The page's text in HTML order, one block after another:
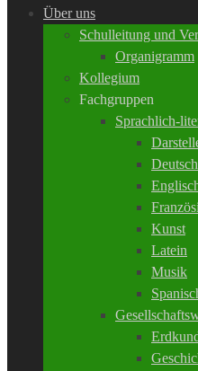
Über uns
Schulleitung und
Organigramm
Kollegium
Fachgruppen
Sprachlich-
Deutsch
Kunst
Latein
Musik